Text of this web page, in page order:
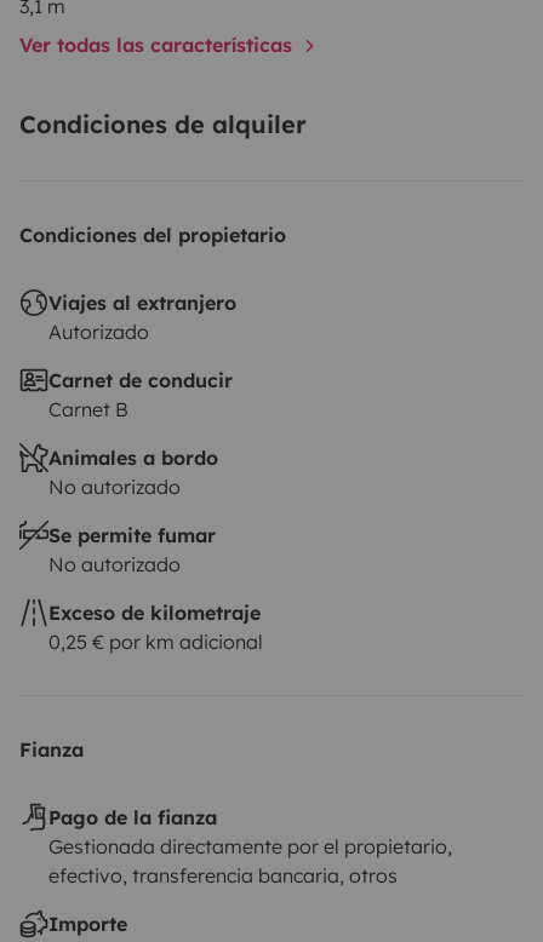
• Warnwesten
• Auffahrkeile
3,1 m
Ver todas las características
Condiciones de alquiler
Condiciones del propietario
Viajes al extranjero
Autorizado
Carnet de conducir
Carnet B
Animales a bordo
No autorizado
Se permite fumar
No autorizado
Exceso de kilometraje
0,25 € por km adicional
Fianza
Pago de la fianza
Gestionada directamente por el propietario,
efectivo, transferencia bancaria, otros
Importe